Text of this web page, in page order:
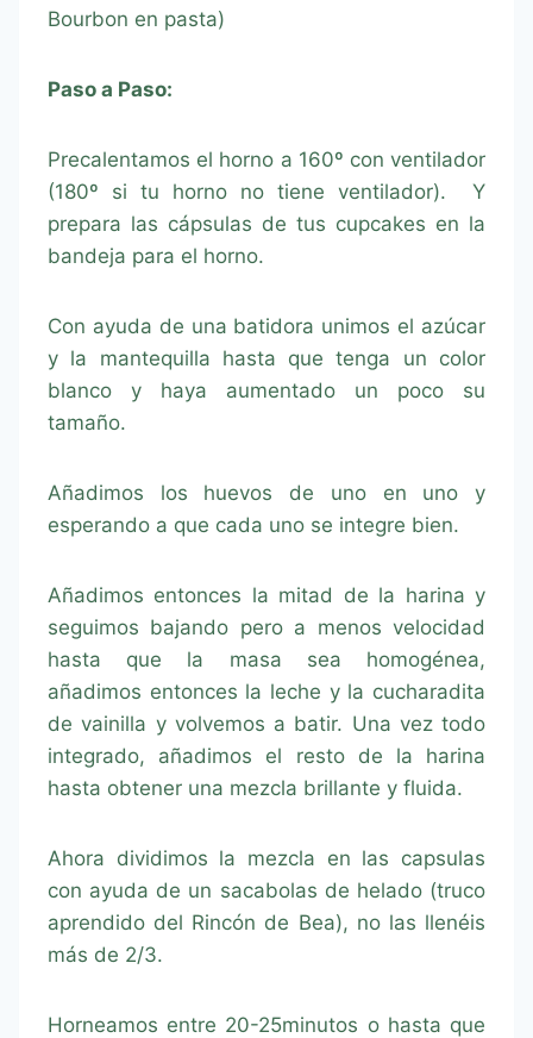
Bourbon en pasta)
Paso a Paso:
Precalentamos el horno a 160º con ventilador
(180º si tu horno no tiene ventilador). Y
prepara las cápsulas de tus cupcakes en la
bandeja para el horno.
Con ayuda de una batidora unimos el azúcar
y la mantequilla hasta que tenga un color
blanco y haya aumentado un poco su
tamaño.
Añadimos los huevos de uno en uno y
esperando a que cada uno se integre bien.
Añadimos entonces la mitad de la harina y
seguimos bajando pero a menos velocidad
hasta que la masa sea homogénea,
añadimos entonces la leche y la cucharadita
de vainilla y volvemos a batir. Una vez todo
integrado, añadimos el resto de la harina
hasta obtener una mezcla brillante y fluida.
Ahora dividimos la mezcla en las capsulas
con ayuda de un sacabolas de helado (truco
aprendido del Rincón de Bea), no las llenéis
más de 2/3.
Horneamos entre 20-25minutos o hasta que